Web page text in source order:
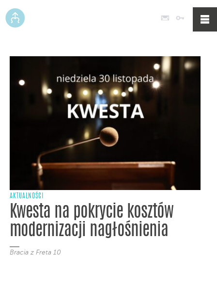
Poczta
AKTUALNOŚCI
Kwesta na pokrycie kosztów
modernizacji nagłośnienia
Bracia z Freta 10